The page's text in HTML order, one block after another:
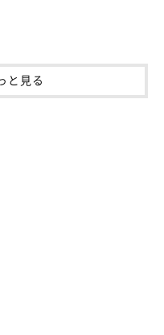
と見る